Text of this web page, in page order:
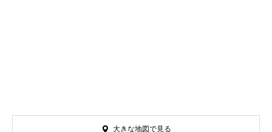
大きな地図で見る